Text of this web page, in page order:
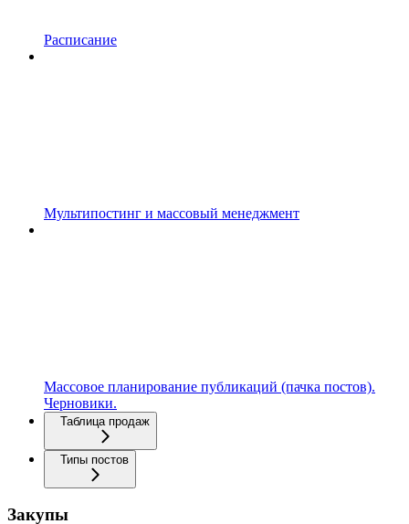
Расписание
Мультипостинг и массовый менеджмент
Массовое планирование публикаций (пачка постов).
Черновики.
Таблица продаж
Типы постов
Закупы